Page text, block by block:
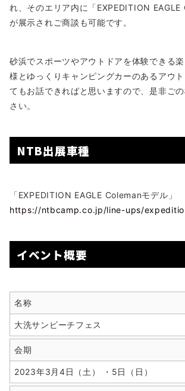
れ、そのエリア内に「EXPEDITION EAGLE
が展示されご商談も可能です。
砂浜でスポーツやアウトドアを体験できる
様とゆっくりキャンピングカーのあるアウ
てもお話できればと思いますので、是非ご
さい。
NTB出展車種
「EXPEDITION EAGLE Colemanモデル」
https://ntbcamp.co.jp/line-ups/
イベント概要
名称
大洗サンビーチフェス
会期
2023年3月4日（土） ・5日（日）